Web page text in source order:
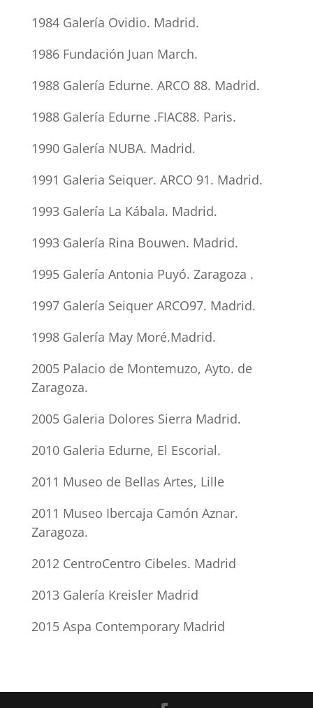
1984 Galería Ovidio. Madrid.
1986 Fundación Juan March.
1988 Galería Edurne. ARCO 88. Madrid.
1988 Galería Edurne .FIAC88. Paris.
1990 Galería NUBA. Madrid.
1991 Galeria Seiquer. ARCO 91. Madrid.
1993 Galería La Kábala. Madrid.
1993 Galería Rina Bouwen. Madrid.
1995 Galería Antonia Puyó. Zaragoza .
1997 Galería Seiquer ARCO97. Madrid.
1998 Galería May Moré.Madrid.
2005 Palacio de Montemuzo, Ayto. de
Zaragoza.
2005 Galeria Dolores Sierra Madrid.
2010 Galeria Edurne, El Escorial.
2011 Museo de Bellas Artes, Lille
2011 Museo Ibercaja Camón Aznar.
Zaragoza.
2012 CentroCentro Cibeles. Madrid
2013 Galería Kreisler Madrid
2015 Aspa Contemporary Madrid